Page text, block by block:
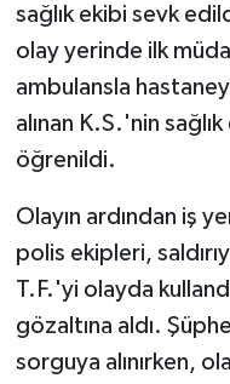
sağlık ekibi sevk
olay yerinde ilk
ambulansla
alınan K.S.'nin
öğrenildi.
Olayın ardından iş
polis ekipleri,
T.F.'yi olayda
gözaltına aldı.
sorguya alınırken,